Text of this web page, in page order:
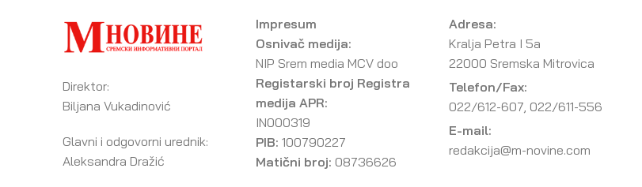
Direktor:
Biljana Vukadinović
Glavni i odgovorni urednik:
Aleksandra Dražić
Impresum
Osnivač medija:
NIP Srem media MCV doo
Registarski broj Registra
medija APR:
IN000319
PIB: 100790227
Matični broj: 08736626
Adresa:
Kralja Petra I 5a
22000 Sremska Mitrovica
Telefon/Fax:
022/612-607, 022/611-556
E-mail:
redakcija@m-novine.com